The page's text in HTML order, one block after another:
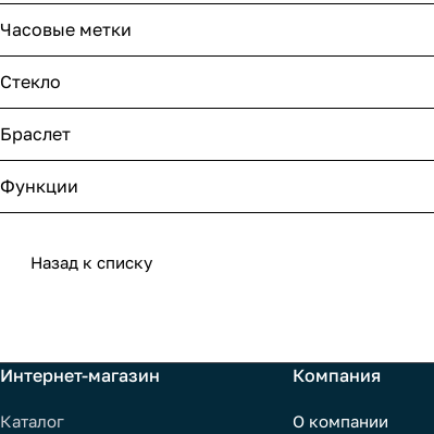
Часовые метки
Стекло
Браслет
Функции
Назад к списку
Интернет-магазин
Каталог
Компания
О компании